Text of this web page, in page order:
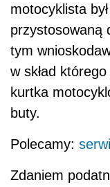
motocyklista
przystosowaną
tym
w skład
kurtka
buty.
Polecamy:
Zdaniem